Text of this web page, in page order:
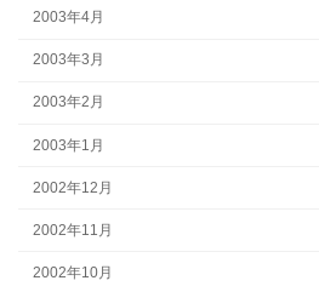
2003年4月
2003年3月
2003年2月
2003年1月
2002年12月
2002年11月
2002年10月